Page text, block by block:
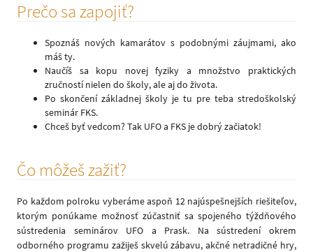
Prečo sa zapojiť?
Spoznáš nových kamarátov s podobnými záujmami, ako
máš ty.
Naučíš sa kopu novej fyziky a množstvo praktických
zručností nielen do školy, ale aj do života.
Po skončení základnej školy je tu pre teba stredoškolský
seminár FKS.
Chceš byť vedcom? Tak UFO a FKS je dobrý začiatok!
Čo môžeš zažiť?
Po každom polroku vyberáme aspoň 12 najúspešnejších riešiteľov,
ktorým ponúkame možnosť zúčastniť sa spojeného týždňového
sústredenia seminárov UFO a Prask. Na sústredení okrem
odborného programu zažiješ skvelú zábavu, akčné netradičné hry,